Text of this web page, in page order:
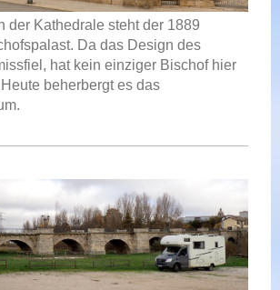
der Kathedrale steht der 1889
Da das Design des
hat kein einziger Bischof hier
beherbergt es das